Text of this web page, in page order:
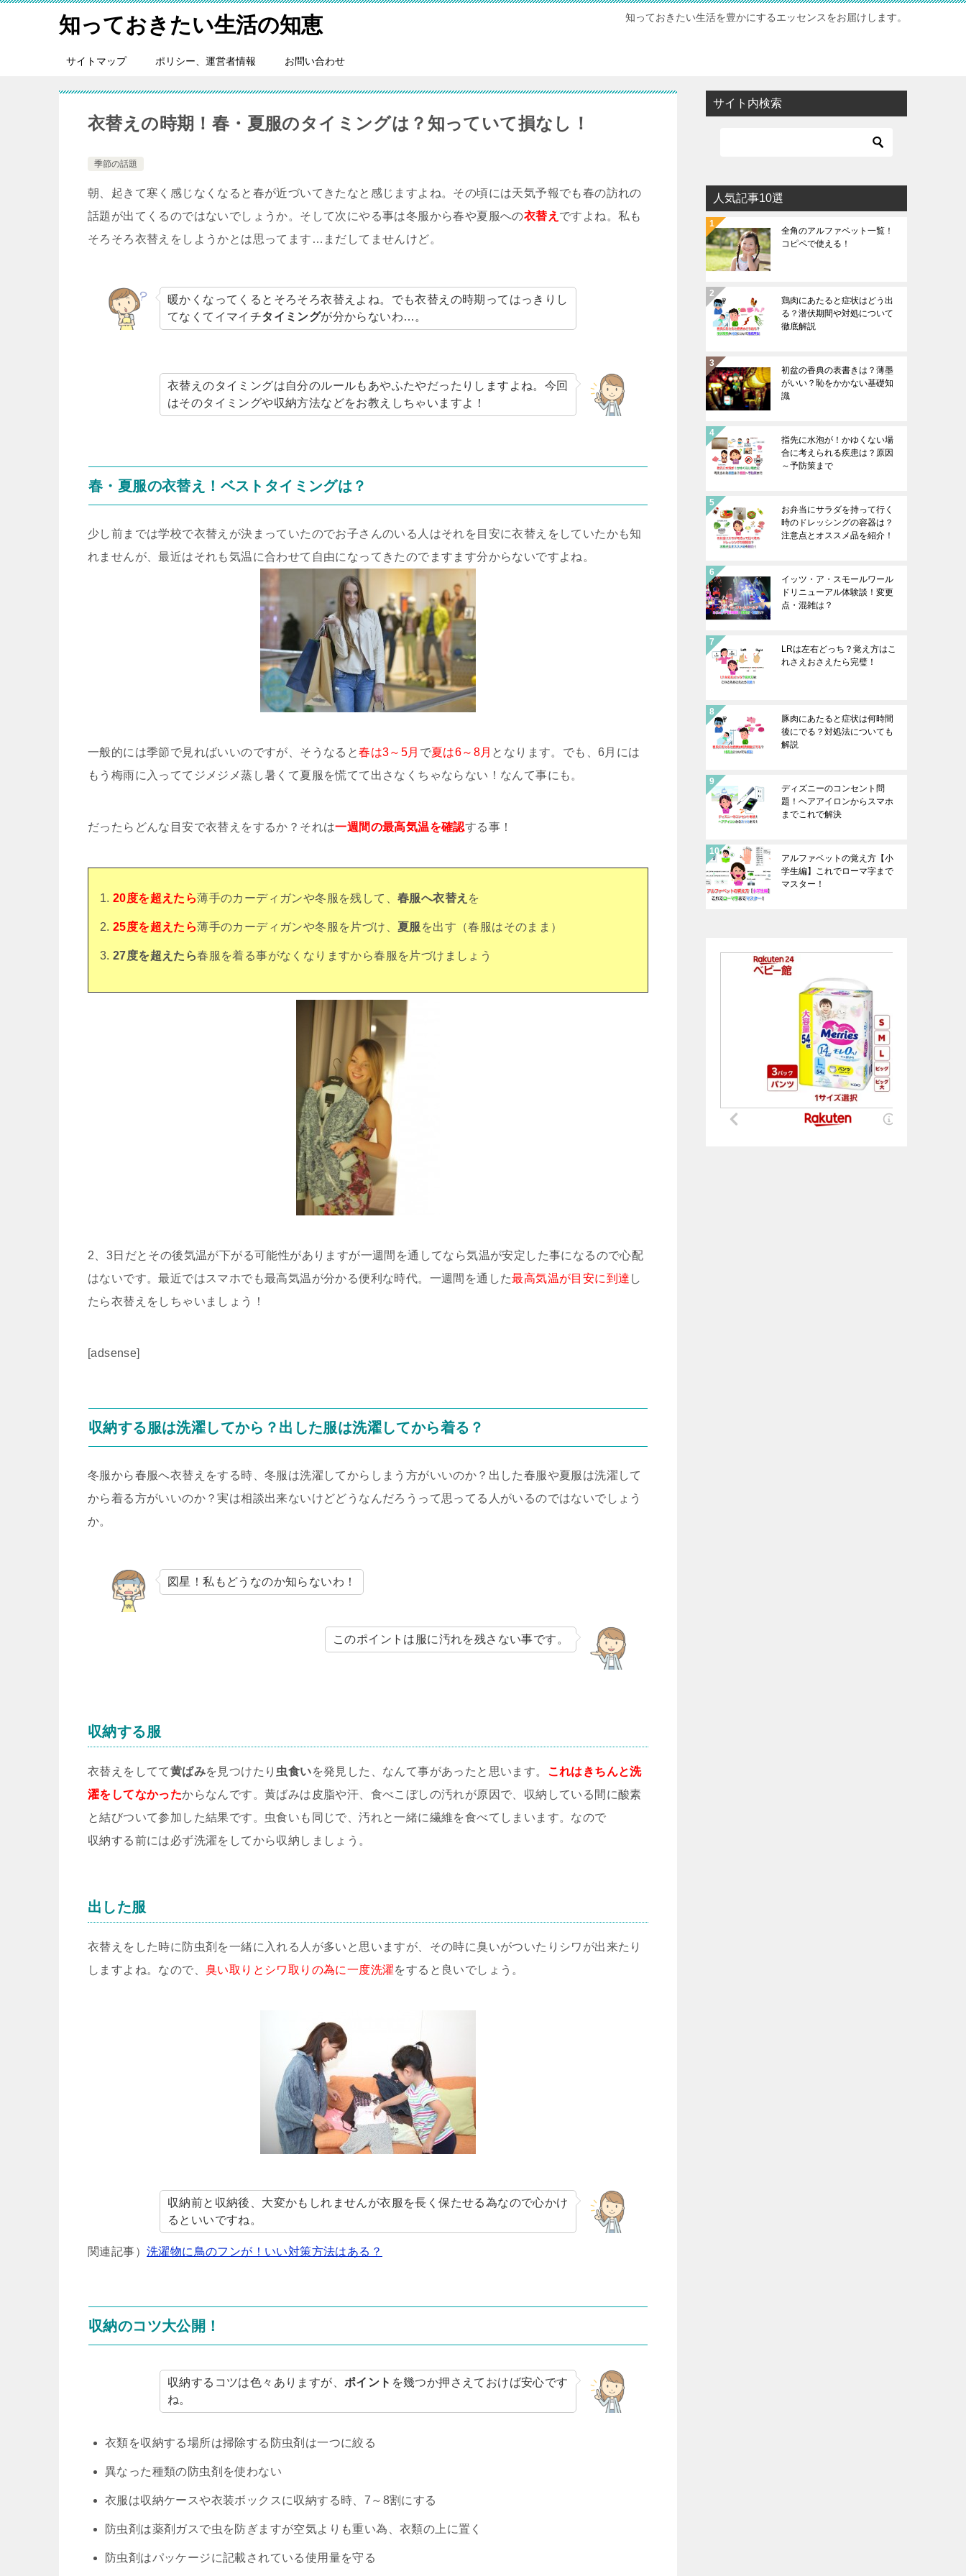
知っておきたい生活の知恵 知っておきたい生活を豊かにするエッセンスをお届けします。
サイトマップ ポリシー、運営者情報 お問い合わせ
衣替えの時期！春・夏服のタイミングは？知っていて損なし！
季節の話題
朝、起きて寒く感じなくなると春が近づいてきたなと感じますよね。その頃には天気予報でも春の訪れの
話題が出てくるのではないでしょうか。そして次にやる事は冬服から春や夏服への衣替え ですよね。私も
そろそろ衣替えをしようかとは思ってます…まだしてませんけど。
暖かくなってくるとそろそろ衣替えよね。でも衣替えの時期ってはっきりし
てなくてイマイチタイミングが分からないわ…。
衣替えのタイミングは自分のルールもあやふたやだったりしますよね。今回
はそのタイミングや収納方法などをお教えしちゃいますよ！
春・夏服の衣替え！ベストタイミングは？
少し前までは学校で衣替えが決まっていたのでお子さんのいる人はそれを目安に衣替えをしていたかも知
れませんが、最近はそれも気温に合わせて自由になってきたのでますます分からないですよね。
一般的には季節で見ればいいのですが、そうなると春は3～5月 で夏は6～8月 となります。でも、6月には
もう梅雨に入っててジメジメ蒸し暑くて夏服を慌てて出さなくちゃならない！なんて事にも。
だったらどんな目安で衣替えをするか？それは一週間の最高気温を確認する事！
20度を超えたら薄手のカーディガンや冬服を残して、春服へ衣替え を
25度を超えたら薄手のカーディガンや冬服を片づけ、夏服 を出す（春服はそのまま）
27度を超えたら春服を着る事がなくなりますから春服を片づけましょう
2、3日だとその後気温が下がる可能性がありますが一週間を通してなら気温が安定した事になるので心配
はないです。最近ではスマホでも最高気温が分かる便利な時代。一週間を通した最高気温が目安に到達 し
たら衣替えをしちゃいましょう！
[adsense]
収納する服は洗濯してから？出した服は洗濯してから着る？
冬服から春服へ衣替えをする時、冬服は洗濯してからしまう方がいいのか？出した春服や夏服は洗濯して
から着る方がいいのか？実は相談出来ないけどどうなんだろうって思ってる人がいるのではないでしょう
か。
図星！私もどうなのか知らないわ！
このポイントは服に汚れを残さない事です。
収納する服
衣替えをしてて黄ばみを見つけたり 虫食いを発見した、なんて事があったと思います。 これはきちんと洗
濯をしてなかったからなんです。黄ばみは皮脂や汗、食べこぼしの汚れが原因で、収納している間に酸素
と結びついて参加した結果です。虫食いも同じで、汚れと一緒に繊維を食べてしまいます。なので
収納する前には必ず洗濯をしてから収納しましょう。
出した服
衣替えをした時に防虫剤を一緒に入れる人が多いと思いますが、その時に臭いがついたりシワが出来たり
しますよね。なので、 臭い取りとシワ取りの為に一度洗濯をすると良いでしょう。
収納前と収納後、大変かもしれませんが衣服を長く保たせる為なので心かけ
るといいですね。
関連記事） 洗濯物に鳥のフンが！いい対策方法はある？
収納のコツ大公開！
収納するコツは色々ありますが、 ポイント を幾つか押さえておけば安心です
ね。
衣類を収納する場所は掃除する防虫剤は一つに絞る
異なった種類の防虫剤を使わない
衣服は収納ケースや衣装ボックスに収納する時、7～8割にする
防虫剤は薬剤ガスで虫を防ぎますが空気よりも重い為、衣類の上に置く
防虫剤はパッケージに記載されている使用量を守る
サイト内検索
人気記事10選
全角のアルファベット一覧！
コピペで使える！
鶏肉にあたると症状はどう出
る？潜伏期間や対処について
徹底解説
初盆の香典の表書きは？薄墨
がいい？恥をかかない基礎知
識
指先に水泡が！かゆくない場
合に考えられる疾患は？原因
～予防策まで
お弁当にサラダを持って行く
時のドレッシングの容器は？
注意点とオススメ品を紹介！
イッツ・ア・スモールワール
ドリニューアル体験談！変更
点・混雑は？
LRは左右どっち？覚え方はこ
れさえおさえたら完璧！
豚肉にあたると症状は何時間
後にでる？対処法についても
解説
ディズニーのコンセント問
題！ヘアアイロンからスマホ
までこれで解決
アルファベットの覚え方【小
学生編】これでローマ字まで
マスター！